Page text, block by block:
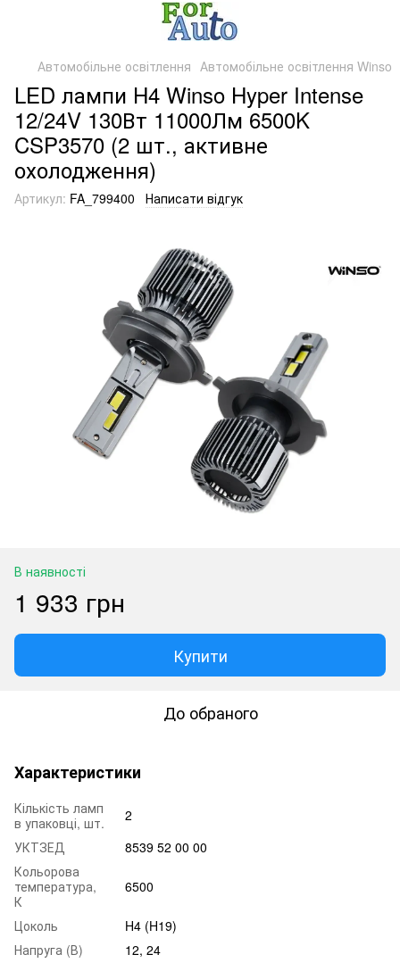
Автомобільне освітлення Автомобільне освітлення Winso
LED лампи H4 Winso Hyper Intense
12/24V 130Вт 11000Лм 6500K
CSP3570 (2 шт., активне
охолодження)
Артикул: FA_799400 Написати відгук
В наявності
1 933 грн
Купити
До обраного
Характеристики
Кількість ламп
в упаковці, шт.
2
УКТЗЕД
8539 52 00 00
Кольорова
температура,
К
6500
Цоколь
H4 (H19)
Напруга (В)
12, 24